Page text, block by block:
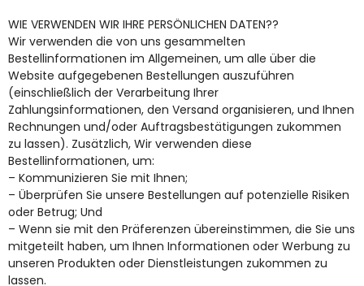
WIE VERWENDEN WIR IHRE PERSÖNLICHEN DATEN??
Wir verwenden die von uns gesammelten
Bestellinformationen im Allgemeinen, um alle über die
Website aufgegebenen Bestellungen auszuführen
(einschließlich der Verarbeitung Ihrer
Zahlungsinformationen, den Versand organisieren, und Ihnen
Rechnungen und/oder Auftragsbestätigungen zukommen
zu lassen). Zusätzlich, Wir verwenden diese
Bestellinformationen, um:
– Kommunizieren Sie mit Ihnen;
– Überprüfen Sie unsere Bestellungen auf potenzielle Risiken
oder Betrug; Und
– Wenn sie mit den Präferenzen übereinstimmen, die Sie uns
mitgeteilt haben, um Ihnen Informationen oder Werbung zu
unseren Produkten oder Dienstleistungen zukommen zu
lassen.